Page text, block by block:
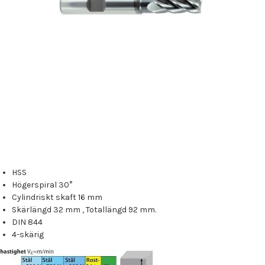
HSS
Högerspiral 30°
Cylindriskt skaft 16 mm
Skärlängd 32 mm , Totallängd 92 mm.
DIN 844
4-skärig